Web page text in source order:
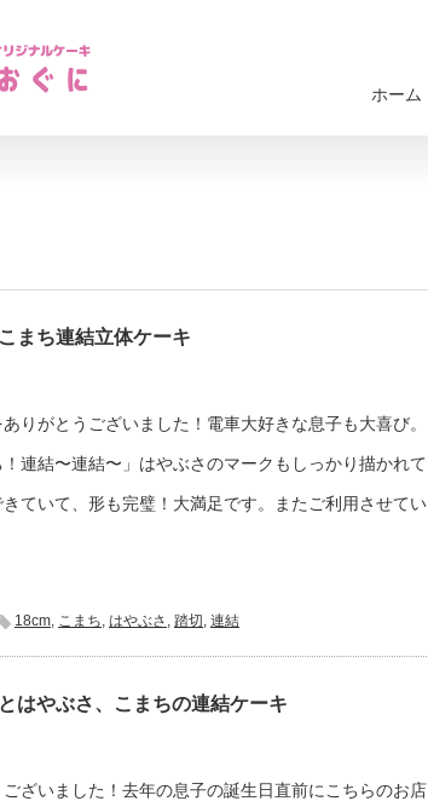
ホーム
まち連結立体ケーキ
りがとうございました！電車大好きな息子も大喜び。
連結〜連結〜」はやぶさのマークもしっかり描かれて
ていて、形も完璧！大満足です。またご利用させてい
18cm, こまち, はやぶさ , 踏切, 連結
はやぶさ、こまちの連結ケーキ
ざいました！去年の息子の誕生日直前にこちらのお店